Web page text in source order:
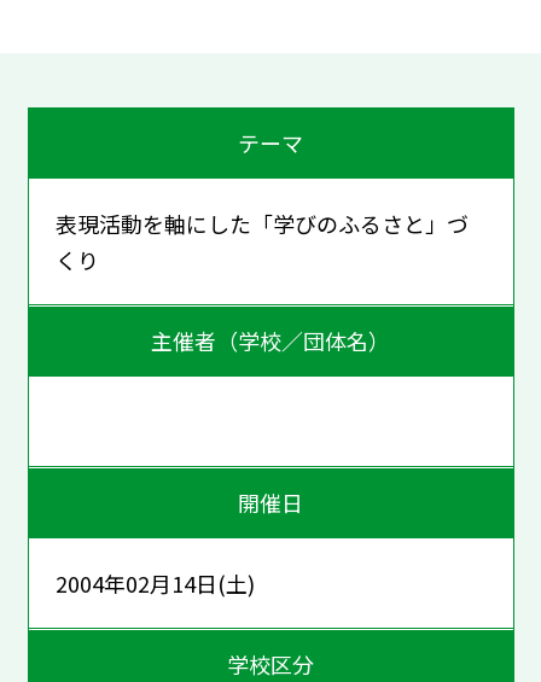
テーマ
表現活動を軸にした「学びのふるさと」づ
くり
主催者（学校／団体名）
開催日
2004年02月14日(土)
学校区分